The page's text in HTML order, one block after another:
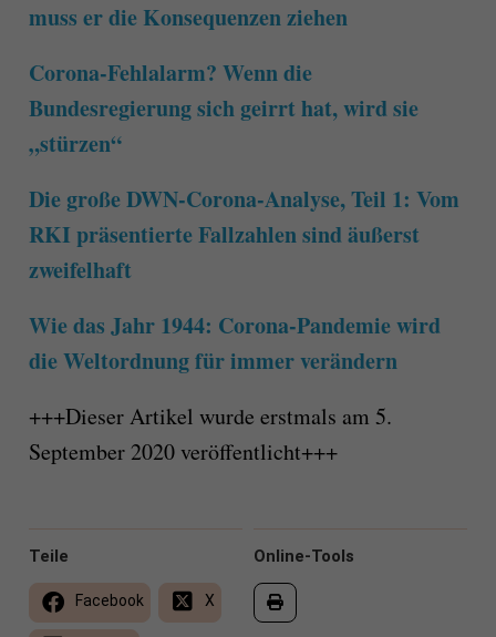
muss er die Konsequenzen ziehen
Corona-Fehlalarm? Wenn die
Bundesregierung sich geirrt hat, wird sie
„stürzen“
Die große DWN-Corona-Analyse, Teil 1: Vom
RKI präsentierte Fallzahlen sind äußerst
zweifelhaft
Wie das Jahr 1944: Corona-Pandemie wird
die Weltordnung für immer verändern
+++Dieser Artikel wurde erstmals am 5.
September 2020 veröffentlicht+++
Online-Tools
Teile
Facebook X